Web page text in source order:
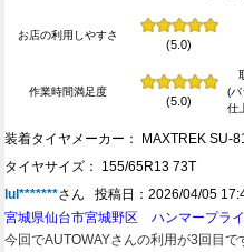
お店の利用しやすさ
(5.0)
作業時間満足度
(5.0)
(バ
仕
装着タイヤメーカー： MAXTREK SU-
タイヤサイズ： 155/65R13 73T
lul*******さん 投稿日：2026/04/05
宮城県仙台市宮城野区 ハンマープラ
今回でAUTOWAYさんの利用が3回目